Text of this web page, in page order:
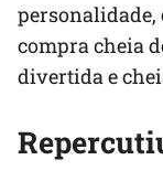
compra cheia
divertida e